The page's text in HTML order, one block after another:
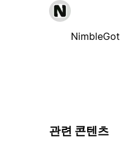
NimbleGot
관련 콘텐츠